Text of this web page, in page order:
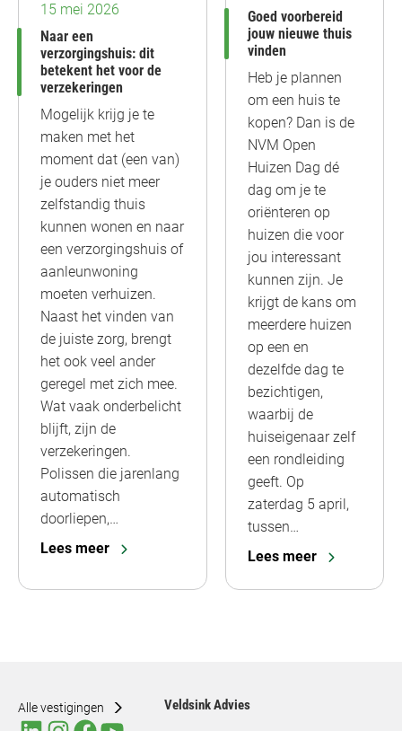
15 mei 2026
Naar een
verzorgingshuis: dit
betekent het voor de
verzekeringen
Mogelijk krijg je te
maken met het
moment dat (een van)
je ouders niet meer
zelfstandig thuis
kunnen wonen en naar
een verzorgingshuis of
aanleunwoning
moeten verhuizen.
Naast het vinden van
de juiste zorg, brengt
het ook veel ander
geregel met zich mee.
Wat vaak onderbelicht
blijft, zijn de
verzekeringen.
Polissen die jarenlang
automatisch
doorliepen,…
Lees meer
Goed voorbereid
jouw nieuwe thuis
vinden
Heb je plannen
om een huis te
kopen? Dan is de
NVM Open
Huizen Dag dé
dag om je te
oriënteren op
huizen die voor
jou interessant
kunnen zijn. Je
krijgt de kans om
meerdere huizen
op een en
dezelfde dag te
bezichtigen,
waarbij de
huiseigenaar zelf
een rondleiding
geeft. Op
zaterdag 5 april,
tussen…
Lees meer
Alle vestigingen Veldsink Advies